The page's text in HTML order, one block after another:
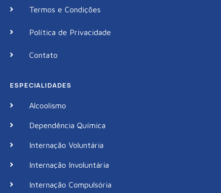
Termos e Condições
Política de Privacidade
Contato
ESPECIALIDADES
Alcoolismo
Dependência Química
Internação Voluntária
Internação Involuntária
Internação Compulsória